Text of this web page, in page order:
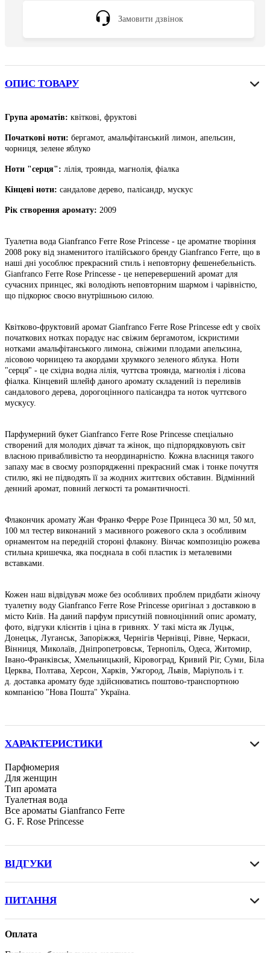
Замовити дзвінок
ОПИС ТОВАРУ
Група ароматів: квіткові, фруктові
Початкові ноти: бергамот, амальфітанський лимон, апельсин,
чорниця, зелене яблуко
Ноти "серця": лілія, троянда, магнолія, фіалка
Кінцеві ноти: сандалове дерево, палісандр, мускус
Рік створення аромату: 2009
Туалетна вода Gianfranco Ferre Rose Princesse - це ароматне творіння
2008 року від знаменитого італійського бренду Gianfranco Ferre, що в
наші дні уособлює прекрасний стиль і неповторну фешенебельність.
Gianfranco Ferre Rose Princesse - це неперевершений аромат для
сучасних принцес, які володіють неповторним шармом і чарівністю,
що підкорює своєю внутрішньою силою.
Квітково-фруктовий аромат Gianfranco Ferre Rose Princesse edt у своїх
початкових нотках порадує нас свіжим бергамотом, іскристими
нотками амальфітанського лимона, свіжими плодами апельсина,
лісовою чорницею та акордами хрумкого зеленого яблука. Ноти
"серця" - це східна водна лілія, чуттєва троянда, магнолія і лісова
фіалка. Кінцевий шлейф даного аромату складений із переливів
сандалового дерева, дорогоцінного палісандра та ноток чуттєвого
мускусу.
Парфумерний букет Gianfranco Ferre Rose Princesse спеціально
створений для молодих дівчат та жінок, що підпорядковують світ
власною привабливістю та неординарністю. Кожна власниця такого
запаху має в своєму розпорядженні прекрасний смак і тонке почуття
стилю, які не підводять її за жодних життєвих обставин. Відмінний
денний аромат, повний легкості та романтичності.
Флакончик аромату Жан Франко Ферре Розе Принцеса 30 мл, 50 мл,
100 мл тестер виконаний з масивного рожевого скла з особливим
орнаментом на передній стороні флакону. Вінчає композицію рожева
стильна кришечка, яка поєднала в собі пластик із металевими
вставками.
Кожен наш відвідувач може без особливих проблем придбати жіночу
туалетну воду Gianfranco Ferre Rose Princesse оригінал з доставкою в
місто Київ. На даний парфум присутній повноцінний опис аромату,
фото, відгуки клієнтів і ціна в гривнях. У такі міста як Луцьк,
Донецьк, Луганськ, Запоріжжя, Чернігів Чернівці, Рівне, Черкаси,
Вінниця, Миколаїв, Дніпропетровськ, Тернопіль, Одеса, Житомир,
Івано-Франківськ, Хмельницький, Кіровоград, Кривий Ріг, Суми, Біла
Церква, Полтава, Херсон, Харків, Ужгород, Львів, Маріуполь і т.
д. доставка аромату буде здійснюватись поштово-транспортною
компанією "Нова Пошта" Україна.
ХАРАКТЕРИСТИКИ
Парфюмерия
Для женщин
Тип аромата
Туалетная вода
Все ароматы Gianfranco Ferre
G. F. Rose Princesse
ВІДГУКИ
ПИТАННЯ
Оплата